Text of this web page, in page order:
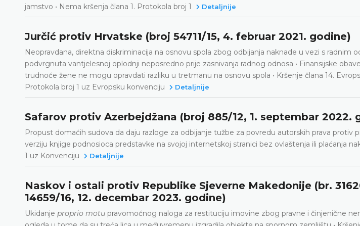
jamstvo • Nema kršenja člana 1. Protokola broj 1
Detaljnije
Jurčić protiv Hrvatske (broj 54711/15, 4. februar 2021. godine)
Neopravdana, direktna diskriminacija na osnovu spola zbog odbijanja naknade u vezi s radnim
podvrgnuta vantjelesnoj oplodnji neposredno prije zasnivanja radnog odnosa • Finansijske
trudnoće žene ne mogu opravdati razliku u tretmanu na osnovu spola • Kršenje člana 14.
Protokola broj 1 uz Evropsku konvenciju
Detaljnije
Safarov protiv Azerbejdžana (broj 885/12, 1. septembar 2022.
Propust domaćih sudova da daju razloge za odbijanje tužbe za povredu autorskih prava protiv
verziju knjige podnosioca predstavke na svojoj internetskoj stranici bez ovlaštenja ili plaćanja
1 uz Konvenciju
Detaljnije
Naskov i ostali protiv Republike Sjeverne Makedonije (br.
14659/16, 12. decembar 2023. godine)
Ukidanje proprio motu pravomoćnog naloga za restituciju imovine zbog pravne i činjenične